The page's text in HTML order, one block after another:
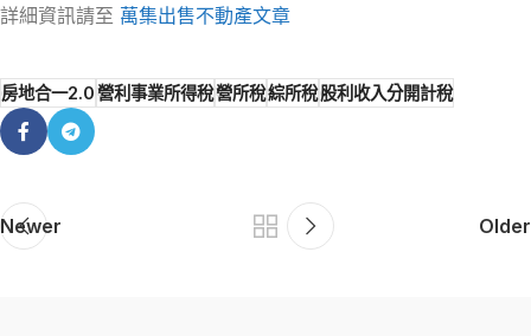
詳細資訊請至 萬集出售不動產文章
房地合一2.0營利事業所得稅營所稅綜所稅股利收入分開計稅
Newer Older